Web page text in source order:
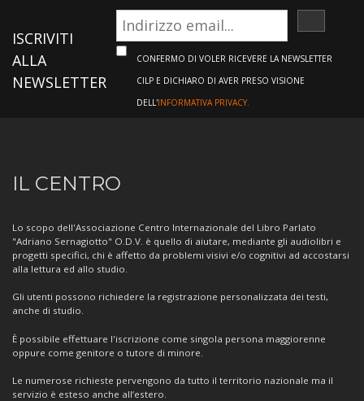
ISCRIVITI
ALLA
NEWSLETTER
CONFERMO DI VOLER RICEVERE LA NEWSLETTER
CILP E DICHIARO DI AVER PRESO VISIONE
DELL'INFORMATIVA PRIVACY.
Informazioni
sul
Centro
IL CENTRO
Lo scopo dell'Associazione Centro Internazionale del Libro Parlato
"Adriano Sernagiotto" O.D.V. è quello di aiutare, mediante gli audiolibri e
progetti specifici, chi è affetto da problemi visivi e/o cognitivi ad accostarsi
alla lettura ed allo studio.
Gli utenti possono richiedere la registrazione personalizzata dei testi,
anche di studio.
È possibile effettuare l'iscrizione come singola persona maggiorenne
oppure come genitore o tutore di minore.
Le numerose richieste pervengono da tutto il territorio nazionale ma il
servizio è esteso anche all’estero.